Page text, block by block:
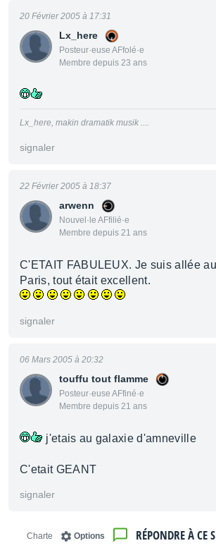
Lx_here
Posteur·euse AFfolé·e
Membre depuis 23 ans
20 Février 2005 à 17:31
Lx_here, makin dramatik musik ....
signaler
arwenn
Nouvel·le AFfilié·e
Membre depuis 21 ans
22 Février 2005 à 18:37
C'ETAIT FABULEUX. Je suis allée
Paris, tout était excellent.
signaler
touffu tout flamme
Posteur·euse AFfiné·e
Membre depuis 21 ans
06 Mars 2005 à 20:32
j'etais au galaxie d'amneville
C'etait GEANT
signaler
RÉPONDRE À CE
Options
Charte